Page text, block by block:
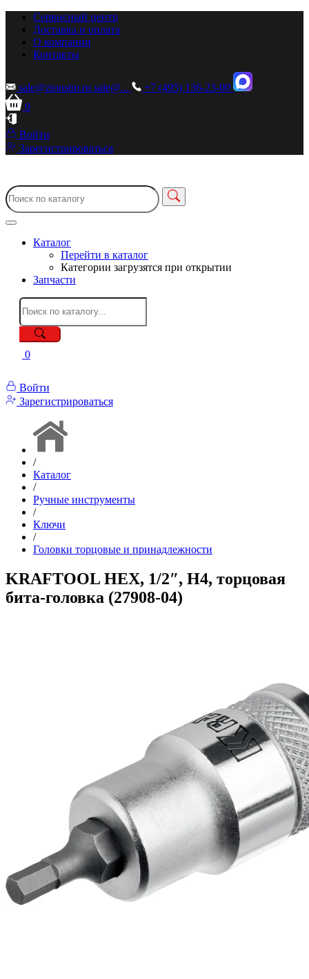
Сервисный центр
Доставка и оплата
О компании
Контакты
sale@zionstm.ru sale@...
+7 (495) 136-23-00
0
Войти
Зарегистрироваться
Каталог
Перейти в каталог
Категории загрузятся при открытии
Запчасти
0
Войти
Зарегистрироваться
/
Каталог
/
Ручные инструменты
/
Ключи
/
Головки торцовые и принадлежности
KRAFTOOL HEX, 1/2″, Н4, торцовая
бита-головка (27908-04)